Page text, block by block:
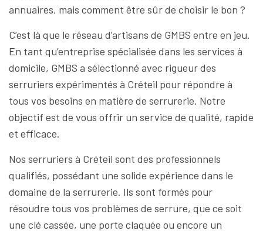
annuaires, mais comment être sûr de choisir le bon ?
C’est là que le réseau d’artisans de GMBS entre en jeu.
En tant qu’entreprise spécialisée dans les services à
domicile, GMBS a sélectionné avec rigueur des
serruriers expérimentés à Créteil pour répondre à
tous vos besoins en matière de serrurerie. Notre
objectif est de vous offrir un service de qualité, rapide
et efficace.
Nos serruriers à Créteil sont des professionnels
qualifiés, possédant une solide expérience dans le
domaine de la serrurerie. Ils sont formés pour
résoudre tous vos problèmes de serrure, que ce soit
une clé cassée, une porte claquée ou encore un